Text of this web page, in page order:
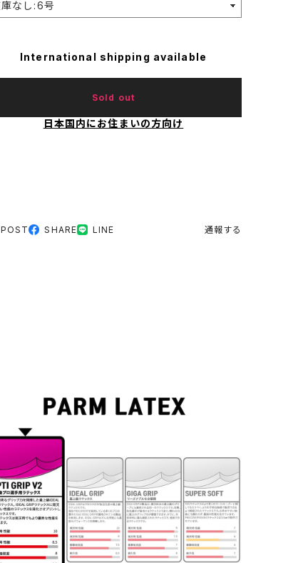
International shipping available
Sold out
日本国内にお住まいの方向け
POST SHARE LINE 通報する